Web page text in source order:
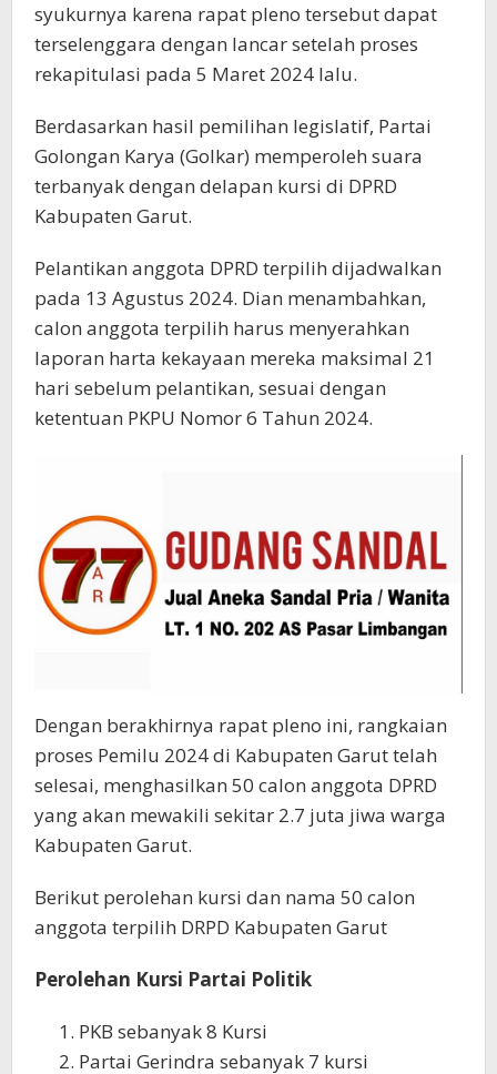
syukurnya karena rapat pleno tersebut dapat
terselenggara dengan lancar setelah proses
rekapitulasi pada 5 Maret 2024 lalu.
Berdasarkan hasil pemilihan legislatif, Partai
Golongan Karya (Golkar) memperoleh suara
terbanyak dengan delapan kursi di DPRD
Kabupaten Garut.
Pelantikan anggota DPRD terpilih dijadwalkan
pada 13 Agustus 2024. Dian menambahkan,
calon anggota terpilih harus menyerahkan
laporan harta kekayaan mereka maksimal 21
hari sebelum pelantikan, sesuai dengan
ketentuan PKPU Nomor 6 Tahun 2024.
Dengan berakhirnya rapat pleno ini, rangkaian
proses Pemilu 2024 di Kabupaten Garut telah
selesai, menghasilkan 50 calon anggota DPRD
yang akan mewakili sekitar 2.7 juta jiwa warga
Kabupaten Garut.
Berikut perolehan kursi dan nama 50 calon
anggota terpilih DRPD Kabupaten Garut
Perolehan Kursi Partai Politik
PKB sebanyak 8 Kursi
Partai Gerindra sebanyak 7 kursi